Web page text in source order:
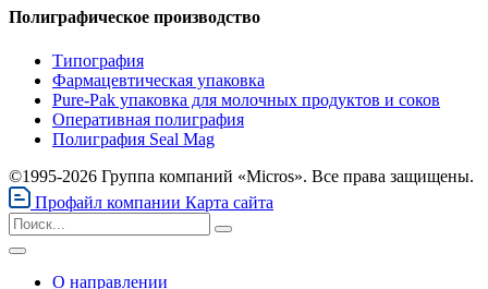
Полиграфическое производство
Типография
Фармацевтическая упаковка
Pure-Pak упаковка для молочных продуктов и соков
Оперативная полиграфия
Полиграфия Seal Mag
©1995-2026 Группа компаний «Micros». Все права защищены.
Профайл компании Карта сайта
О направлении